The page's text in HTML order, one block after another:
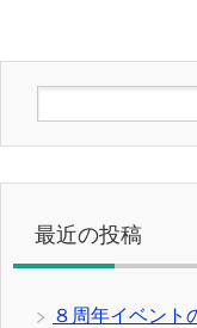
最近の投稿
８周年イベント